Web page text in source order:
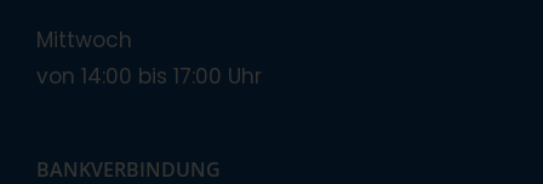
Mittwoch
von 14:00 bis 17:00 Uhr
BANKVERBINDUNG